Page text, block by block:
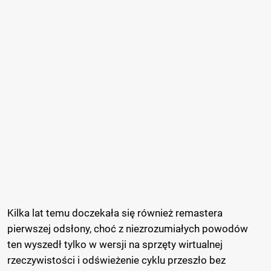
Kilka lat temu doczekała się również remastera
pierwszej odsłony, choć z niezrozumiałych powodów
ten wyszedł tylko w wersji na sprzęty wirtualnej
rzeczywistości i odświeżenie cyklu przeszło bez